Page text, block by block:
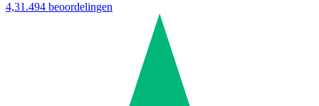
4,31.494 beoordelingen